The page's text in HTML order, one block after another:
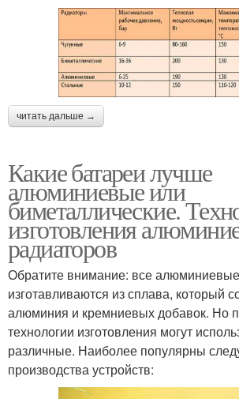
читать дальше →
Какие батареи лучше
алюминиевые или
биметаллические.
изготовления
радиаторов
Обратите внимание: все
изготавливаются из сплава, который
алюминия и кремниевых добавок. Но
технологии изготовления могут
различные. Наиболее популярны
производства устройств: